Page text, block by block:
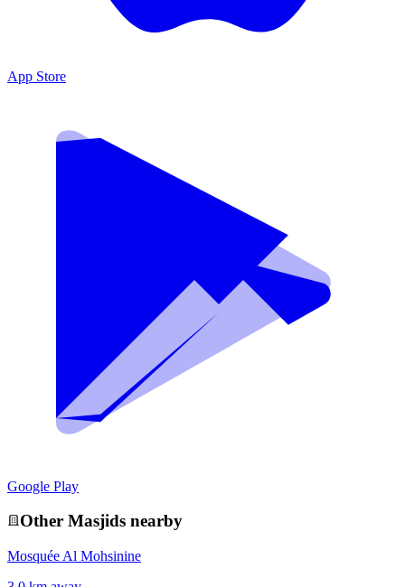
App Store
Google Play
Other Masjids nearby
Mosquée Al Mohsinine